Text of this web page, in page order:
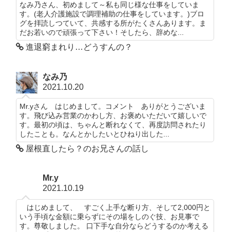
なみ乃さん、初めまして～私も同じ様な仕事をしていま
す。(老人介護施設で調理補助の仕事をしています。)ブロ
グを拝読しつていて、共感する所がたくさんあります。ま
だお若いので頑張って下さい！そしたら、辞めな...
進退窮まれり…どうすんの？
なみ乃
2021.10.20
Mr.yさん はじめまして。コメント ありがとうございま
す。飛び込み営業のかわし方、お褒めいただいて嬉しいで
す。最初の頃は、ちゃんと断れなくて、再度訪問されたり
したことも。なんとかしたいとひねり出した...
屋根直したら？のお兄さんの話し
Mr.y
2021.10.19
はじめまして、 すごく上手な断り方、そして2,000円と
いう手頃な金額に乗らずにその場をしのぐ技、お見事で
す。尊敬しました。 口下手な自分ならどうするのか考える